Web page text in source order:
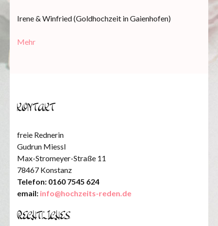
Irene & Winfried (Goldhochzeit in Gaienhofen)
Mehr
KONTAKT
freie Rednerin
Gudrun Miessl
Max-Stromeyer-Straße 11
78467 Konstanz
Telefon: 0160 7545 624
email: info@hochzeits-reden.de
RECHTLICHES